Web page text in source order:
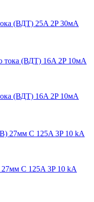
(ВДТ) 25A 2P 30мА
(ВДТ) 16A 2P 10мА
C 125A 3P 10 kA